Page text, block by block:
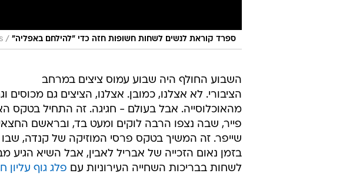
ספרד קוראת לנשים לשחות חשופות חזה כדי "להילחם באפליה" /
השבוע החולף היה שבוע עמוס ציצים במרחב
מהאוכלוסייה. אבל בעולם - חגיגה. זה התחיל בטקס
פייר, שבה נצפו הרבה לוקים ומעט בד, ובראשם
שייפר. זה המשיך בטקס פרסי המוזיקה של קנדה,
בזמן נאום הזכייה של אבריל לאבין, אבל השיא
לשחות בבריכות השחייה העירוניות עם פלג גוף עליון